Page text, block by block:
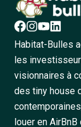
Habitat-Bulles
les
visionnaires à
des tiny house
louer en AirBnB